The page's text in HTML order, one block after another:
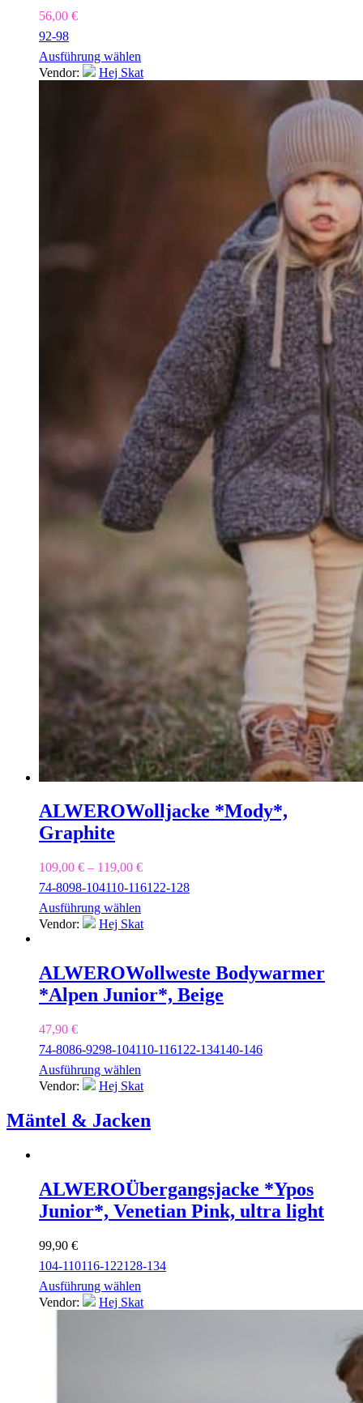
56,00 €
92-98
Ausführung wählen
Vendor:
Hej Skat
ALWEROWolljacke *Mody*,
Graphite
109,00 € – 119,00 €
74-8098-104110-116122-128
Ausführung wählen
Vendor:
Hej Skat
ALWEROWollweste Bodywarmer
*Alpen Junior*, Beige
47,90 €
74-8086-9298-104110-116122-134140-146
Ausführung wählen
Vendor:
Hej Skat
Mäntel & Jacken
ALWEROÜbergangsjacke *Ypos
Junior*, Venetian Pink, ultra light
99,90 €
104-110116-122128-134
Ausführung wählen
Vendor:
Hej Skat